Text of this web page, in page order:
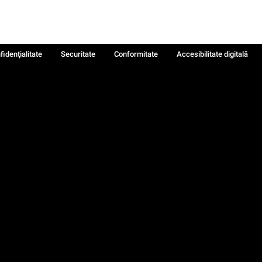
Securitate Conformitate
Accesibilitate digitală